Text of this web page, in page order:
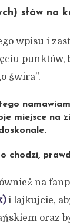
słów na
wpisu i
punktów,
świra”.
miejsce na
chodzi,
na
i lajkujcie,
oraz